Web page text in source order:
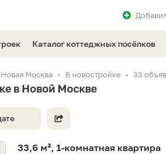
Каталог коттеджных посёлков
Новая Москва В новостройке 33
в Новой Москве
33,6 м², 1-комнатная квартира